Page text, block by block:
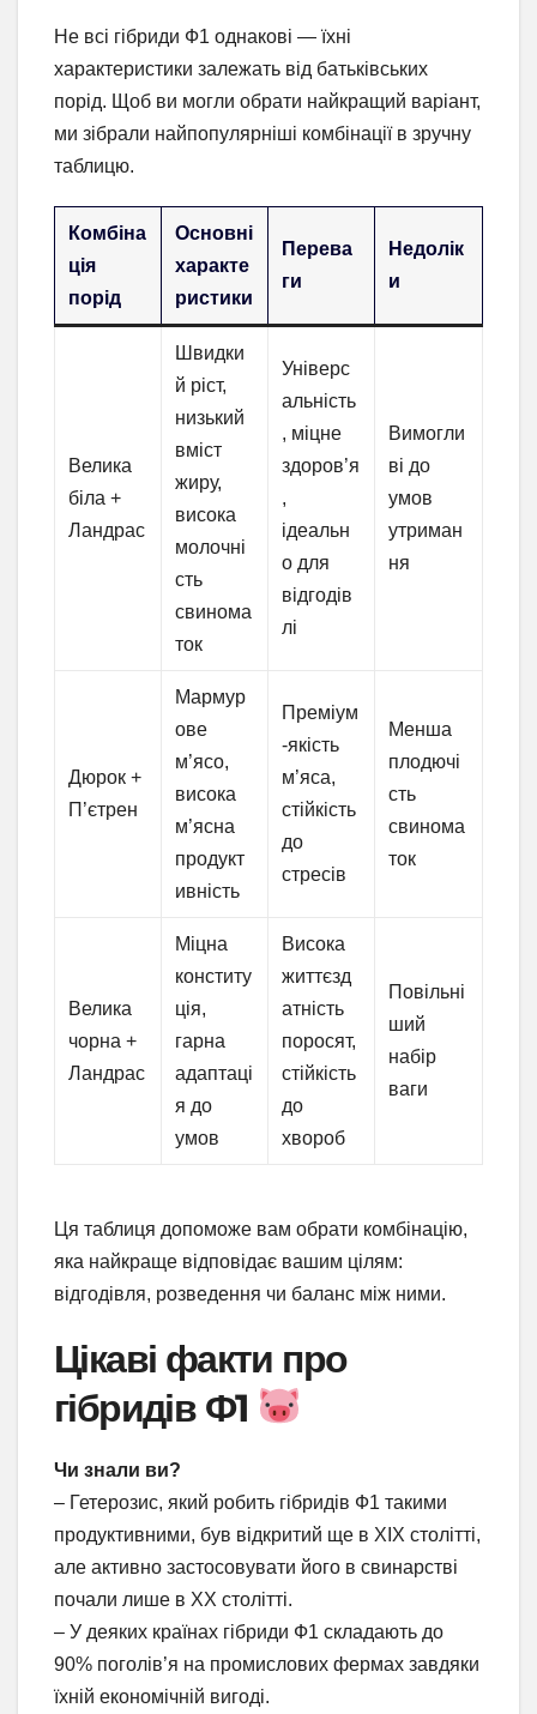
Не всі гібриди Ф1 однакові — їхні
характеристики залежать від батьківських
порід. Щоб ви могли обрати найкращий варіант,
ми зібрали найпопулярніші комбінації в зручну
таблицю.
Комбіна
ція
порід
Основні
характе
ристики
Перева
ги
Недолік
и
Велика
біла +
Ландрас
Швидки
й ріст,
низький
вміст
жиру,
висока
молочні
сть
свинома
ток
Універс
альність
, міцне
здоров’я
,
ідеальн
о для
відгодів
лі
Вимогли
ві до
умов
утриман
ня
Дюрок +
П’єтрен
Мармур
ове
м’ясо,
висока
м’ясна
продукт
ивність
Преміум
-якість
м’яса,
стійкість
до
стресів
Менша
плодючі
сть
свинома
ток
Велика
чорна +
Ландрас
Міцна
конститу
ція,
гарна
адаптаці
я до
умов
Висока
життєзд
атність
поросят,
стійкість
до
хвороб
Повільні
ший
набір
ваги
Ця таблиця допоможе вам обрати комбінацію,
яка найкраще відповідає вашим цілям:
відгодівля, розведення чи баланс між ними.
Цікаві факти про
гібридів Ф1
Чи знали ви?
– Гетерозис, який робить гібридів Ф1 такими
продуктивними, був відкритий ще в XIX столітті,
але активно застосовувати його в свинарстві
почали лише в XX столітті.
– У деяких країнах гібриди Ф1 складають до
90% поголів’я на промислових фермах завдяки
їхній економічній вигоді.